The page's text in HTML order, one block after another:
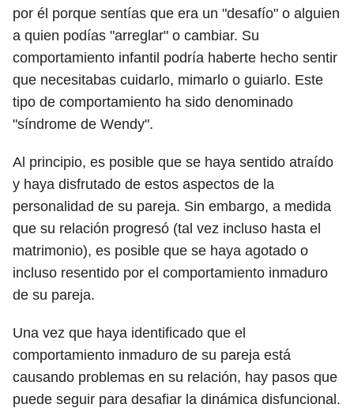
por él porque sentías que era un "desafío" o alguien
a quien podías "arreglar" o cambiar. Su
comportamiento infantil podría haberte hecho sentir
que necesitabas cuidarlo, mimarlo o guiarlo. Este
tipo de comportamiento ha sido denominado
"síndrome de Wendy".
Al principio, es posible que se haya sentido atraído
y haya disfrutado de estos aspectos de la
personalidad de su pareja. Sin embargo, a medida
que su relación progresó (tal vez incluso hasta el
matrimonio), es posible que se haya agotado o
incluso resentido por el comportamiento inmaduro
de su pareja.
Una vez que haya identificado que el
comportamiento inmaduro de su pareja está
causando problemas en su relación, hay pasos que
puede seguir para desafiar la dinámica disfuncional.